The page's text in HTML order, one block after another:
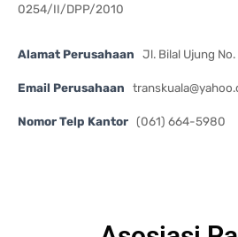
0254/II/DPP/2010
Alamat Perusahaan Jl. Bilal Ujung No.
Email Perusahaan
Nomor Telp Kantor (061) 664-5980